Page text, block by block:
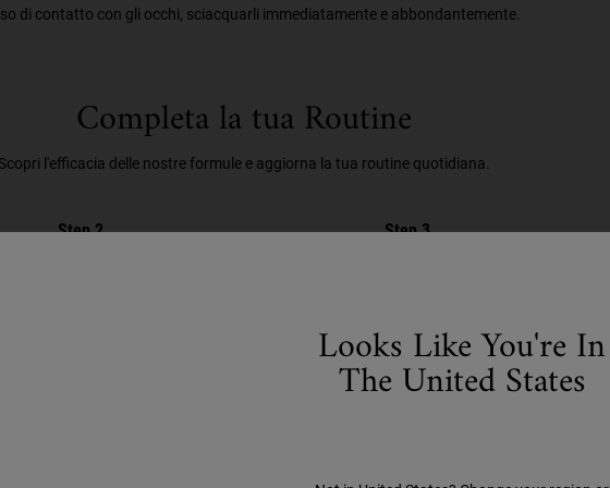
di contatto con gli occhi, sciacquarli immediatamente e abbondantemente.
Completa la tua Routine
Scopri l'efficacia delle nostre formule e aggiorna la tua routine quotidiana.
Step 2 Step 3
Looks Like You're In
The United States